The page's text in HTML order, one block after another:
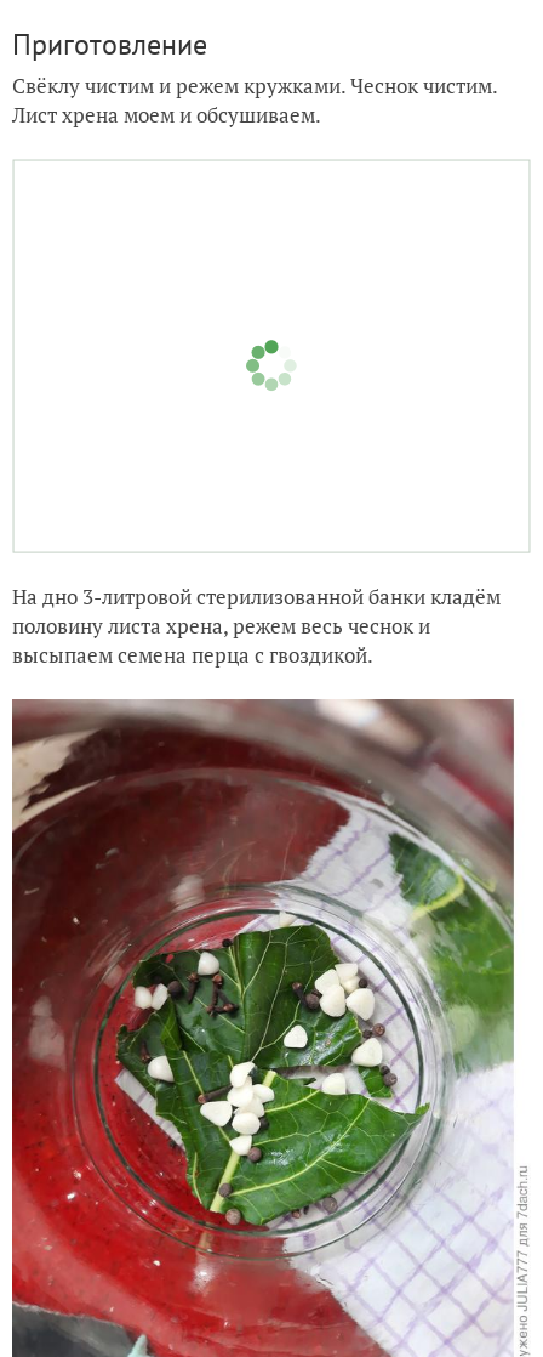
Приготовление
Свёклу чистим и режем кружками. Чеснок чистим.
Лист хрена моем и обсушиваем.
На дно 3-литровой стерилизованной банки кладём
половину листа хрена, режем весь чеснок и
высыпаем семена перца с гвоздикой.